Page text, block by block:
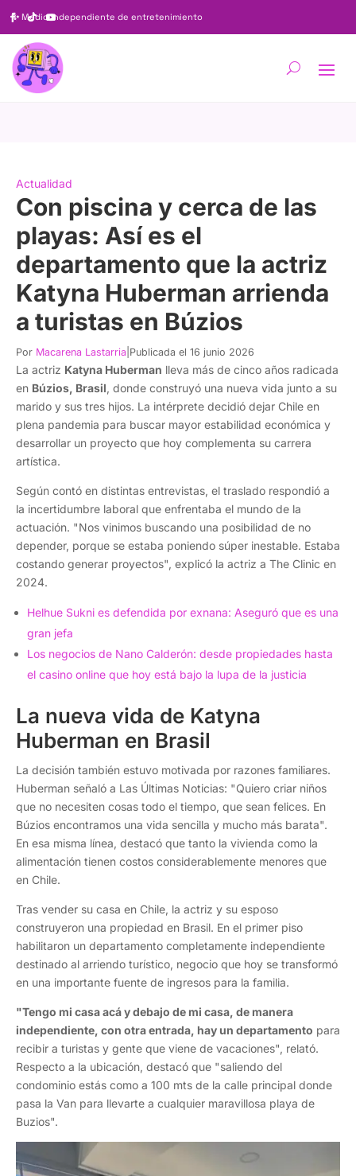
✨ Medio independiente de entretenimiento
Actualidad
Con piscina y cerca de las
playas: Así es el
departamento que la actriz
Katyna Huberman arrienda
a turistas en Búzios
Por Macarena Lastarria Publicada el 16 junio 2026
La actriz Katyna Huberman lleva más de cinco años radicada
en Búzios, Brasil, donde construyó una nueva vida junto a su
marido y sus tres hijos. La intérprete decidió dejar Chile en
plena pandemia para buscar mayor estabilidad económica y
desarrollar un proyecto que hoy complementa su carrera
artística.
Según contó en distintas entrevistas, el traslado respondió a
la incertidumbre laboral que enfrentaba el mundo de la
actuación. "Nos vinimos buscando una posibilidad de no
depender, porque se estaba poniendo súper inestable. Estaba
costando generar proyectos", explicó la actriz a The Clinic en
2024.
Helhue Sukni es defendida por exnana: Aseguró que es una
gran jefa
Los negocios de Nano Calderón: desde propiedades hasta
el casino online que hoy está bajo la lupa de la justicia
La nueva vida de Katyna
Huberman en Brasil
La decisión también estuvo motivada por razones familiares.
Huberman señaló a Las Últimas Noticias: "Quiero criar niños
que no necesiten cosas todo el tiempo, que sean felices. En
Búzios encontramos una vida sencilla y mucho más barata".
En esa misma línea, destacó que tanto la vivienda como la
alimentación tienen costos considerablemente menores que
en Chile.
Tras vender su casa en Chile, la actriz y su esposo
construyeron una propiedad en Brasil. En el primer piso
habilitaron un departamento completamente independiente
destinado al arriendo turístico, negocio que hoy se transformó
en una importante fuente de ingresos para la familia.
"Tengo mi casa acá y debajo de mi casa, de manera
independiente, con otra entrada, hay un departamento para
recibir a turistas y gente que viene de vacaciones", relató.
Respecto a la ubicación, destacó que "saliendo del
condominio estás como a 100 mts de la calle principal donde
pasa la Van para llevarte a cualquier maravillosa playa de
Buzios".